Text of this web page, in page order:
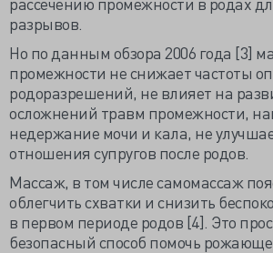
разрывов.
Но по данным обзора 2006 года [3]
промежности не снижает частоты
родоразрешений, не влияет на
осложнений травм промежности,
недержание мочи и кала, не
отношения супругов после родов.
Массаж, в том числе самомассаж
облегчить схватки и снизить
в первом периоде родов [4]. Это
безопасный способ помочь